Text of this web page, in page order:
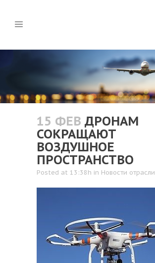
15 ФЕВ ДРОНАМ
СОКРАЩАЮТ
ВОЗДУШНОЕ
ПРОСТРАНСТВО
Posted at 13:38h in Новости отрасли